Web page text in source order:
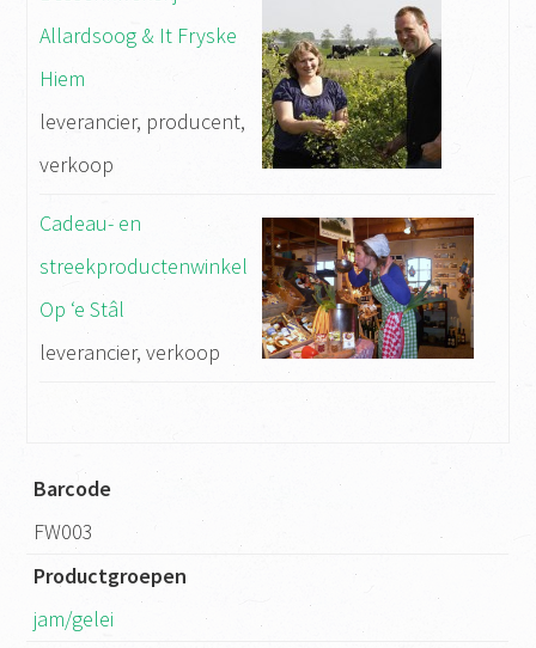
Allardsoog & It Fryske
Hiem
leverancier, producent,
verkoop
Cadeau- en
streekproductenwinkel
Op ‘e Stâl
leverancier, verkoop
Barcode
FW003
Productgroepen
jam/gelei